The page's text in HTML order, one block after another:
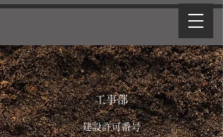
工事部
​建設許可番号